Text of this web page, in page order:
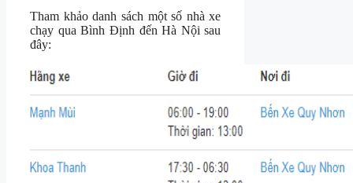
Tham khảo danh sách một số nhà xe
chạy qua Bình Định đến Hà Nội sau
đây: